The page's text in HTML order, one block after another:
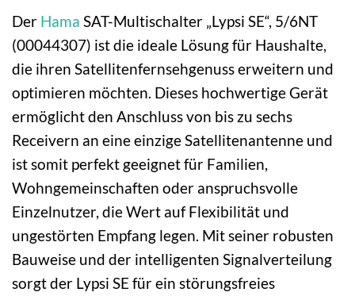
Der Hama SAT-Multischalter „Lypsi SE“, 5/6NT
(00044307) ist die ideale Lösung für Haushalte,
die ihren Satellitenfernsehgenuss erweitern und
optimieren möchten. Dieses hochwertige Gerät
ermöglicht den Anschluss von bis zu sechs
Receivern an eine einzige Satellitenantenne und
ist somit perfekt geeignet für Familien,
Wohngemeinschaften oder anspruchsvolle
Einzelnutzer, die Wert auf Flexibilität und
ungestörten Empfang legen. Mit seiner robusten
Bauweise und der intelligenten Signalverteilung
sorgt der Lypsi SE für ein störungsfreies